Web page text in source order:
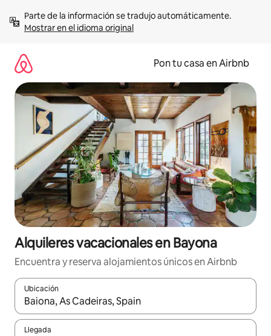
contenidoMostrar en el idioma original
Pon tu casa en Airbnb
Alquileres vacacionales en Bayona
Encuentra y reserva alojamientos únicos en Airbnb
Ubicación
Cuando los resultados estén disponibles, navega con las
Llegada